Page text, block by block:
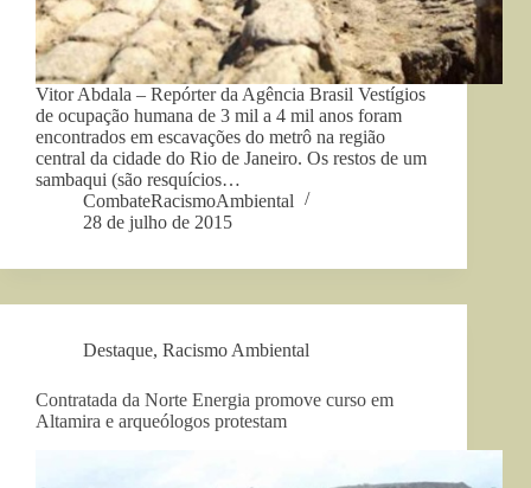
Vitor Abdala – Repórter da Agência Brasil Vestígios
de ocupação humana de 3 mil a 4 mil anos foram
encontrados em escavações do metrô na região
central da cidade do Rio de Janeiro. Os restos de um
sambaqui (são resquícios…
CombateRacismoAmbiental
28 de julho de 2015
Destaque, Racismo Ambiental
Contratada da Norte Energia promove curso em
Altamira e arqueólogos protestam